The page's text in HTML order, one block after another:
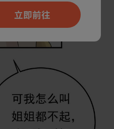
立即前往